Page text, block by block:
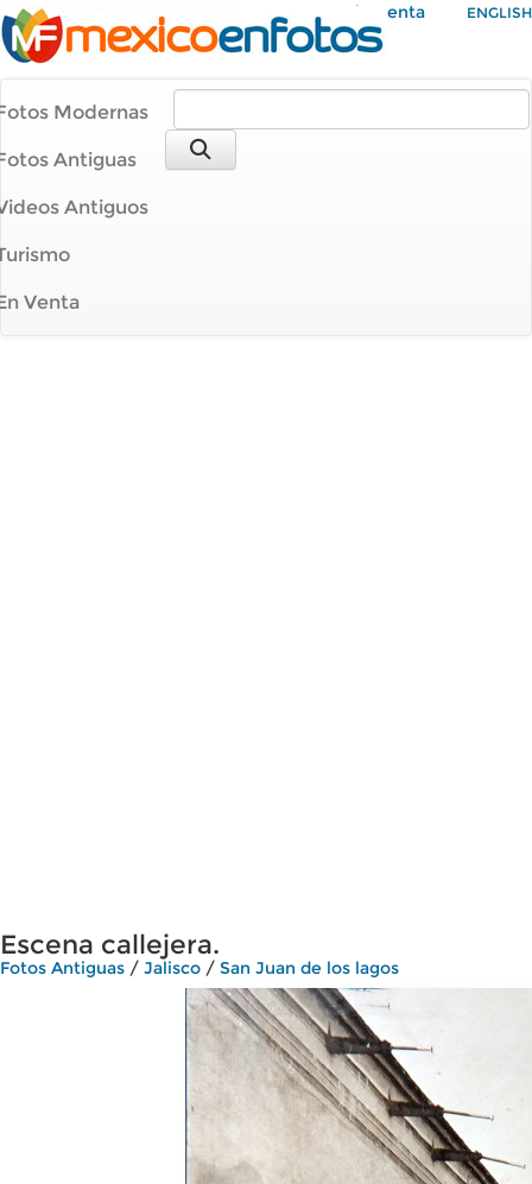
Mi Cuenta ENGLISH
Modernas
Antiguas
Antiguos
Venta
Escena callejera.
Fotos Antiguas / Jalisco / San Juan de los lagos